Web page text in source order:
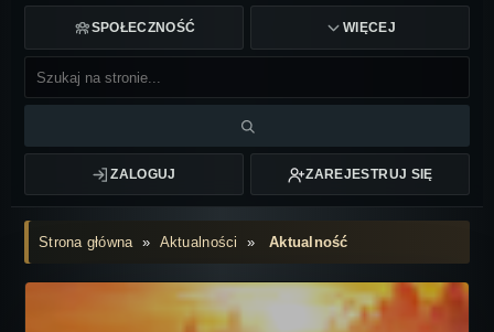
SPOŁECZNOŚĆ WIĘCEJ
ZALOGUJ ZAREJESTRUJ SIĘ
Strona główna» Aktualności »Aktualność